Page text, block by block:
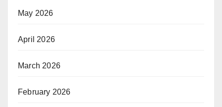
May 2026
April 2026
March 2026
February 2026